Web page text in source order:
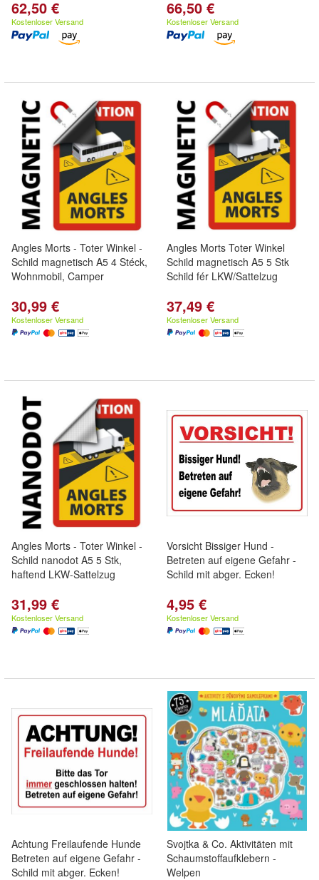
62,50 €
Kostenloser Versand
66,50 €
Kostenloser Versand
Angles Morts - Toter Winkel -
Schild magnetisch A5 4 Stéck,
Wohnmobil, Camper
30,99 €
Kostenloser Versand
Angles Morts Toter Winkel
Schild magnetisch A5 5 Stk
Schild fér LKW/Sattelzug
37,49 €
Kostenloser Versand
Angles Morts - Toter Winkel -
Schild nanodot A5 5 Stk,
haftend LKW-Sattelzug
31,99 €
Kostenloser Versand
Vorsicht Bissiger Hund -
Betreten auf eigene Gefahr -
Schild mit abger. Ecken!
4,95 €
Kostenloser Versand
Achtung Freilaufende Hunde
Betreten auf eigene Gefahr -
Schild mit abger. Ecken!
Svojtka & Co. Aktivitäten mit
Schaumstoffaufklebern -
Welpen